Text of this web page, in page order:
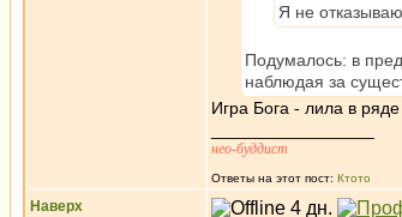
Я не
Подумалось: в
наблюдая за
Игра Бога - лила в ряде
нео-буддист
Ответы на этот пост: Ктото
Наверх